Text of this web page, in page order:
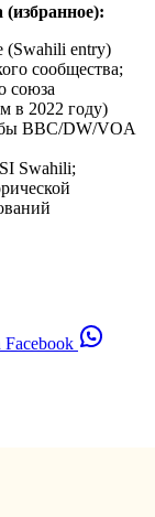
(Swahili entry)
сообщества;
союза
в 2022 году)
BBC/DW/VOA
Swahili;
Facebook